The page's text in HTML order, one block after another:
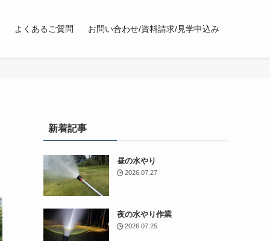
よくあるご質問 お問い合わせ/資料請求/見学申込み
新着記事
昼の水やり
2026.07.27
夜の水やり作業
2026.07.25